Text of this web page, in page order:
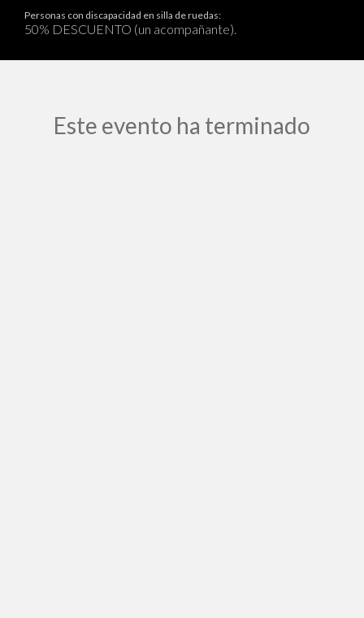
Personas con discapacidad en silla de ruedas:
50% DESCUENTO (un acompañante).
Este evento ha terminado